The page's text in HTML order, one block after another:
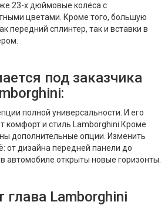
23-х дюймовые колёса с
цветами. Кроме того, большую
передний сплинтер, так и вставки в
под заказчика
полной универсальности. И его
комфорт и стиль Lamborghini.Кроме
дополнительные опции. Изменить
от дизайна передней панели до
автомобиле открыты новые горизонты.
глава Lamborghini